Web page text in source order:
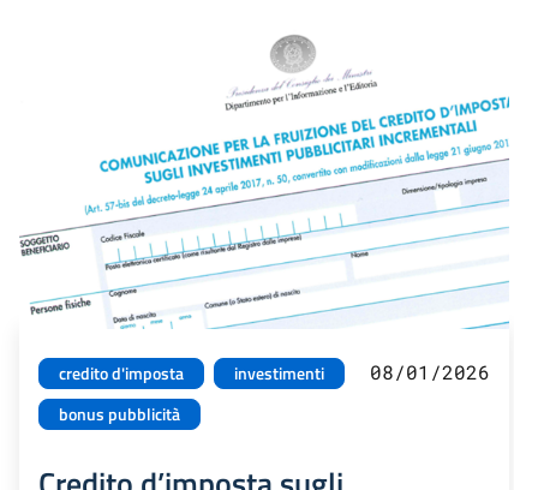
credito d'imposta
investimenti
bonus pubblicità
08/01/2026